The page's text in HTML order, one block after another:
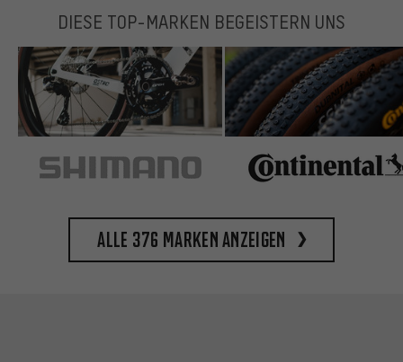
DIESE TOP-MARKEN BEGEISTERN UNS
Alle 376 Marken anzeigen